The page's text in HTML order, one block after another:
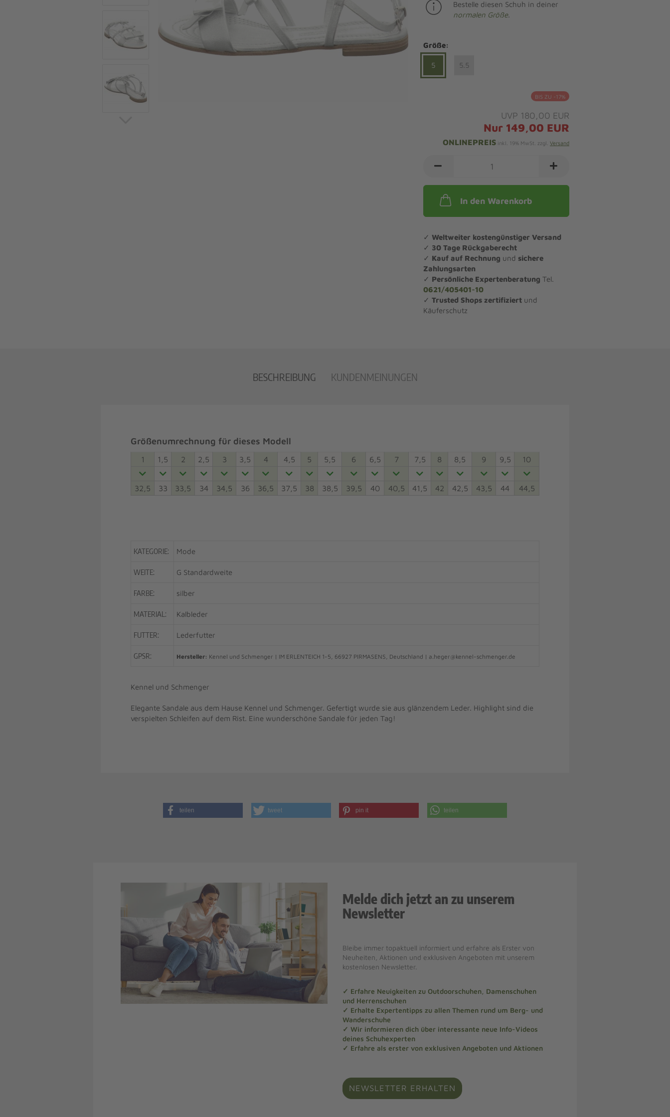
Jagdschuhe
Gummistiefel
Zwiegenähte Jagdschuhe
Pflege und Leisten -
Outdoor
Angebote Outdoorschuhe
Barfußschuhe
Sandalen Komfort
Slipper Komfort
Stiefel Komfort
Stiefeletten Komfort
Sandaletten
Bestelle diesen Schuh in deiner
normalen Größe.
Größe:
5 5.5
BIS ZU -17%
UVP 180,00 EUR
Nur 149,00 EUR
ONLINEPREISinkl. 19% MwSt. zzgl. Versand
In den Warenkorb
✓ Weltweiter kostengünstiger Versand
✓ 30 Tage Rückgaberecht
✓ Kauf auf Rechnung und sichere
Zahlungsarten
✓ Persönliche Expertenberatung Tel.
0621/405401-10
✓ Trusted Shops zertifiziertund
Käuferschutz
BESCHREIBUNG KUNDENMEINUNGEN
Größenumrechnung für dieses Modell
1 1,5 2 2,5 3 3,5 4 4,5 5 5,5 6 6,5 7 7,5 8 8,5 9 9,5 10
32,5 33 33,5 34 34,5 36 36,5 37,5 38 38,5 39,5 40 40,5 41,5 42 42,5 43,5 44 44,5
KATEGORIE: Mode
WEITE: G Standardweite
FARBE: silber
MATERIAL: Kalbleder
FUTTER: Lederfutter
GPSR: Hersteller: Kennel und Schmenger | IM ERLENTEICH 1-5, 66927 PIRMASENS, Deutschland | a.heger@kennel-schmenger.de
Kennel und Schmenger
Elegante Sandale aus dem Hause Kennel und Schmenger. Gefertigt wurde sie aus glänzendem Leder. Highlight sind die
verspielten Schleifen auf dem Rist. Eine wunderschöne Sandale für jeden Tag!
teilen tweet pin it teilen
Melde dich jetzt an zu unserem
Newsletter
Bleibe immer topaktuell informiert und erfahre als Erster von
Neuheiten, Aktionen und exklusiven Angeboten mit unserem
kostenlosen Newsletter.
✓ Erfahre Neuigkeiten zu Outdoorschuhen, Damenschuhen
und Herrenschuhen
✓ Erhalte Expertentipps zu allen Themen rund um Berg- und
Wanderschuhe
✓ Wir informieren dich über interessante neue Info-Videos
deines Schuhexperten
✓ Erfahre als erster von exklusiven Angeboten und Aktionen
NEWSLETTER ERHALTEN